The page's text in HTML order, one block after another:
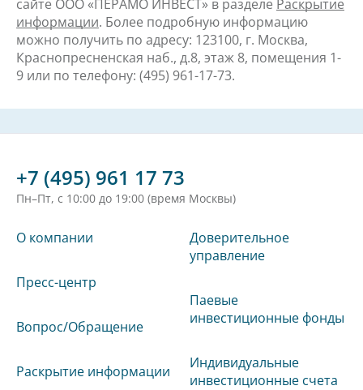
сайте ООО «ПЕРАМО ИНВЕСТ» в разделе Раскрытие
информации. Более подробную информацию
можно получить по адресу: 123100, г. Москва,
Краснопресненская наб., д.8, этаж 8, помещения 1-
9 или по телефону: (495) 961-17-73.
О компании
Пресс-центр
Вопрос/Обращение
Раскрытие информации
Доверительное
управление
Паевые
инвестиционные фонды
Индивидуальные
инвестиционные счета
+7 (495) 961 17 73
Пн–Пт, с 10:00 до 19:00 (время Москвы)